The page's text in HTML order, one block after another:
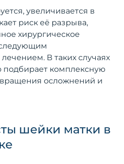
увеличивается в
риск её разрыва,
хирургическое
В таких случаях
подбирает комплексную
осложнений и
шейки матки в